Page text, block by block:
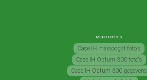
MEER FOTO'S
Case IH maïsoogst foto's
Case IH Optum 300 foto's
Case IH Optum 300 gegevens